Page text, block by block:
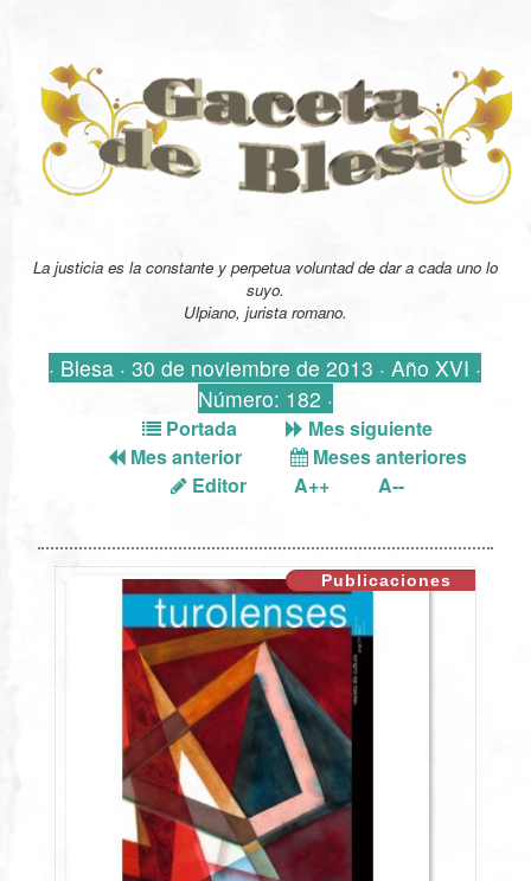
La justicia es la constante y perpetua voluntad de dar a cada uno lo
suyo.
Ulpiano, jurista romano.
· Blesa · 30 de noviembre de 2013 · Año XVI ·
Número: 182 ·
Portada
Mes siguiente
Mes anterior
Meses anteriores
Editor
A++ A--
Publicaciones